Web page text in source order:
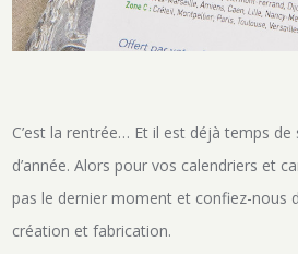
C’est la rentrée… Et il est déjà temps
d’année. Alors pour vos calendriers et
pas le dernier moment et confiez-nous
création et fabrication.